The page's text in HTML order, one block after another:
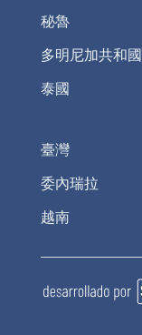
秘魯
多明尼加共和國
泰國
臺灣
委內瑞拉
越南